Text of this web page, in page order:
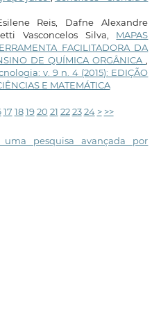
Reis, Dafne Alexandre
Vasconcelos Silva, MAPAS
FACILITADORA DA
DE QUÍMICA ORGÂNICA
v. 9 n. 4 (2015): EDIÇÃO
E MATEMÁTICA
17 18 19 20 21 22 23 24 > >>
uma pesquisa avançada por